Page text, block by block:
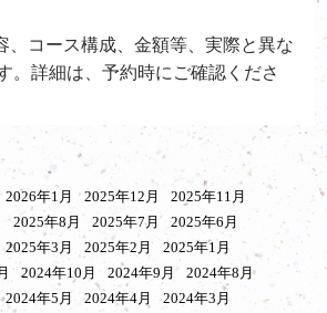
、コース構成、金額等、実際と異な
。詳細は、予約時にご確認くださ
2026年1月 2025年12月
2025年11月
2025年8月 2025年7月
2025年6月
2025年3月 2025年2月
2025年1月
2024年10月 2024年9月
2024年8月
2024年5月 2024年4月
2024年3月